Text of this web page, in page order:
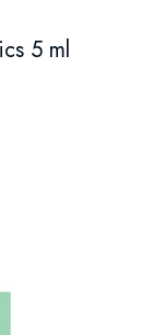
5 ml